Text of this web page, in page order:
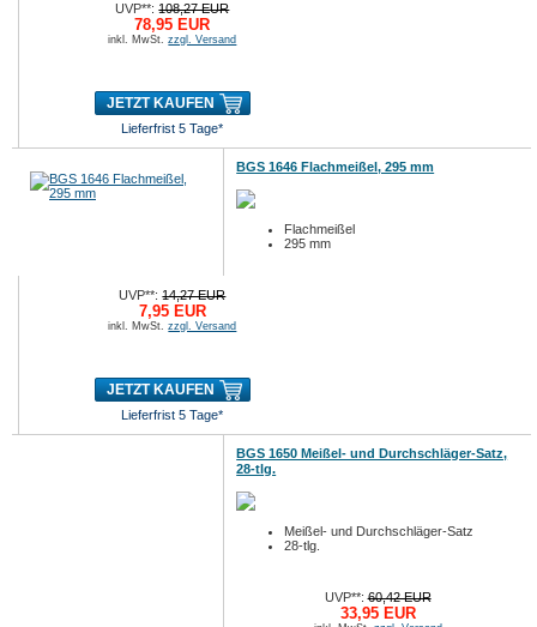
UVP**:108,27 EUR
78,95 EUR
inkl. MwSt.zzgl. Versand
JETZT KAUFEN
Lieferfrist 5 Tage*
BGS 1646 Flachmeißel, 295 mm
Flachmeißel
295 mm
UVP**:14,27 EUR
7,95 EUR
inkl. MwSt.zzgl. Versand
JETZT KAUFEN
Lieferfrist 5 Tage*
BGS 1650 Meißel- und Durchschläger-Satz,
28-tlg.
Meißel- und Durchschläger-Satz
28-tlg.
UVP**:60,42 EUR
33,95 EUR